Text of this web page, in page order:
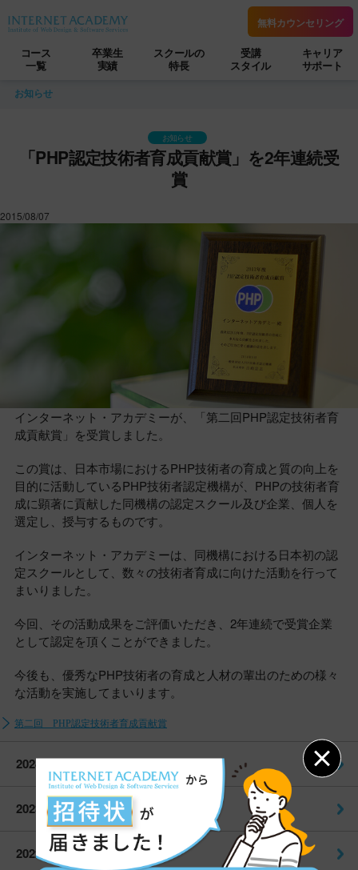
無料カウンセリング
コース
一覧
卒業生
実績
スクールの
特長
受講
スタイル
キャリア
サポート
お知らせ
お知らせ
「PHP認定技術者育成貢献賞」を2年連続受
賞
2015/08/07
インターネット・アカデミーが、「第二回PHP認定技術者育
成貢献賞」を受賞しました。
この賞は、日本市場におけるPHP技術者の育成と質の向上を
目的に活動しているPHP技術者認定機構が、PHPの技術者育
成に顕著に貢献した同機構の認定スクール及び企業、個人を
選定し、授与するものです。
インターネット・アカデミーは、同機構における日本初の認
定スクールとして、数々の技術者育成に向けた活動を行って
まいりました。
今回、その活動成果をご評価いただき、2年連続で受賞企業
として認定を頂くことができました。
今後も、優秀なPHP技術者の育成と人材の輩出のための様々
な活動を実施してまいります。
第二回 PHP認定技術者育成貢献賞
2024
2023
2022